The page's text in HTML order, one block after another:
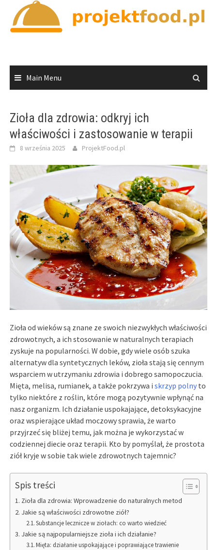
content
Main Menu
Zioła dla zdrowia: odkryj ich
właściwości i zastosowanie w terapii
8 września 2025 ProjektFood.pl
Zioła od wieków są znane ze swoich niezwykłych właściwości
zdrowotnych, a ich stosowanie w naturalnych terapiach
zyskuje na popularności. W dobie, gdy wiele osób szuka
alternatyw dla syntetycznych leków, zioła stają się cennym
wsparciem w utrzymaniu zdrowia i dobrego samopoczucia.
Mięta, melisa, rumianek, a także pokrzywa i skrzyp polny to
tylko niektóre z roślin, które mogą pozytywnie wpłynąć na
nasz organizm. Ich działanie uspokajające, detoksykacyjne
oraz wspierające układ moczowy sprawia, że warto
przyjrzeć się bliżej temu, jak można je wykorzystać w
codziennej diecie oraz terapii. Kto by pomyślał, że prostota
ziół kryje w sobie tak wiele zdrowotnych tajemnic?
Spis treści
Zioła dla zdrowia: Wprowadzenie do naturalnych metod
Jakie są właściwości zdrowotne ziół?
Substancje lecznicze w ziołach: co warto wiedzieć
Jakie są najpopularniejsze zioła i ich działanie?
Mięta: działanie uspokajające i poprawiające trawienie